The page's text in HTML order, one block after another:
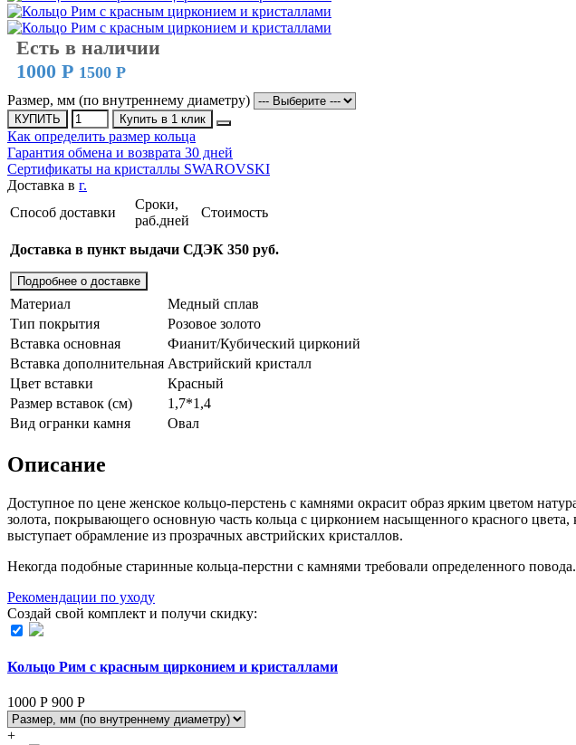
Есть в наличии
1000 Р 1500 Р
Размер, мм (по внутреннему диаметру)
КУПИТЬ Купить в 1 клик
Как определить размер кольца
Гарантия обмена и возврата 30 дней
Сертификаты на кристаллы SWAROVSKI
Доставка в г.
Способ доставки
Сроки,
раб.дней
Стоимость
Доставка в пункт выдачи СДЭК 350 руб.
Подробнее о доставке
Материал
Медный сплав
Тип покрытия
Розовое золото
Вставка основная
Фианит/Кубический цирконий
Вставка дополнительная Австрийский кристалл
Цвет вставки
Красный
Размер вставок (см)
1,7*1,4
Вид огранки камня
Овал
Описание
Доступное по цене женское кольцо-перстень с камнями окрасит образ ярким цветом
золота, покрывающего основную часть кольца с цирконием насыщенного красного
выступает обрамление из прозрачных австрийских кристаллов.
Некогда подобные старинные кольца-перстни с камнями требовали определенного
Рекомендации по уходу
Создай свой комплект и получи скидку:
Кольцо Рим с красным цирконием и кристаллами
1000 Р 900 Р
+